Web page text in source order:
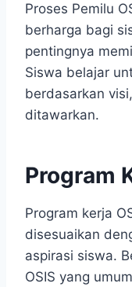
Proses Pemilu
berharga bagi
pentingnya
Siswa belajar
berdasarkan
ditawarkan.
Program
Program kerja
disesuaikan
aspirasi siswa.
OSIS yang